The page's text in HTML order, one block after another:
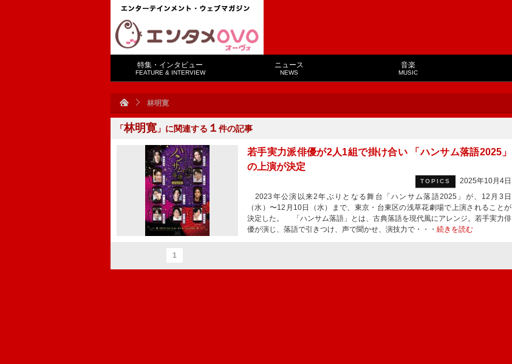
特集・インタビュー
FEATURE & INTERVIEW
ニュース
NEWS
音楽
MUSIC
林明寛
「林明寛」に関連する １ 件の記事
若手実力派俳優が2人1組で掛け合い 「ハンサム落語2025」
の上演が決定
TOPICS
2025年10月4日
2023年公演以来2年ぶりとなる舞台「ハンサム落語2025」が、12⽉3⽇
（⽔）〜12月10⽇（⽔）まで、東京・台東区の浅草花劇場で上演されることが
決定した。 「ハンサム落語」とは、古典落語を現代風にアレンジ。若⼿実⼒俳
優が演じ、落語で引きつけ、声で聞かせ、演技⼒で・・・ 続きを読む
1